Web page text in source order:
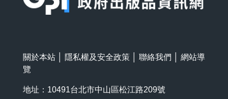
關於本站 隱私權及安全政策 聯絡我們
網站導
覽
地址：10491台北市中山區松江路209號